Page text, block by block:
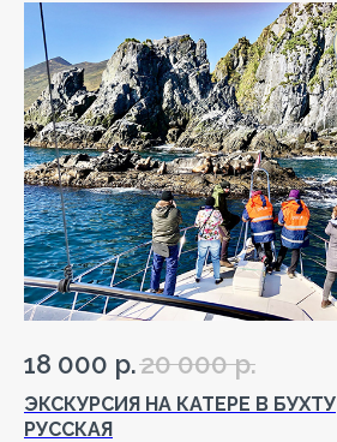
18 000 р.20 000 р.
ЭКСКУРСИЯ НА КАТЕРЕ В БУХТУ
РУССКАЯ